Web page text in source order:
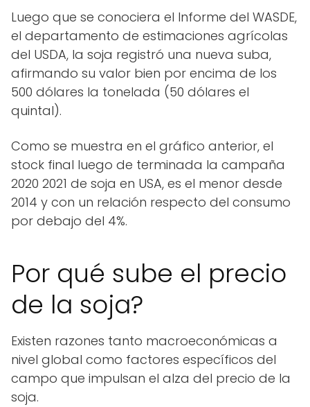
Luego que se conociera el Informe del WASDE,
el departamento de estimaciones agrícolas
del USDA, la soja registró una nueva suba,
afirmando su valor bien por encima de los
500 dólares la tonelada (50 dólares el
quintal).
Como se muestra en el gráfico anterior, el
stock final luego de terminada la campaña
2020 2021 de soja en USA, es el menor desde
2014 y con un relación respecto del consumo
por debajo del 4%.
Por qué sube el precio
de la soja?
Existen razones tanto macroeconómicas a
nivel global como factores específicos del
campo que impulsan el alza del precio de la
soja.